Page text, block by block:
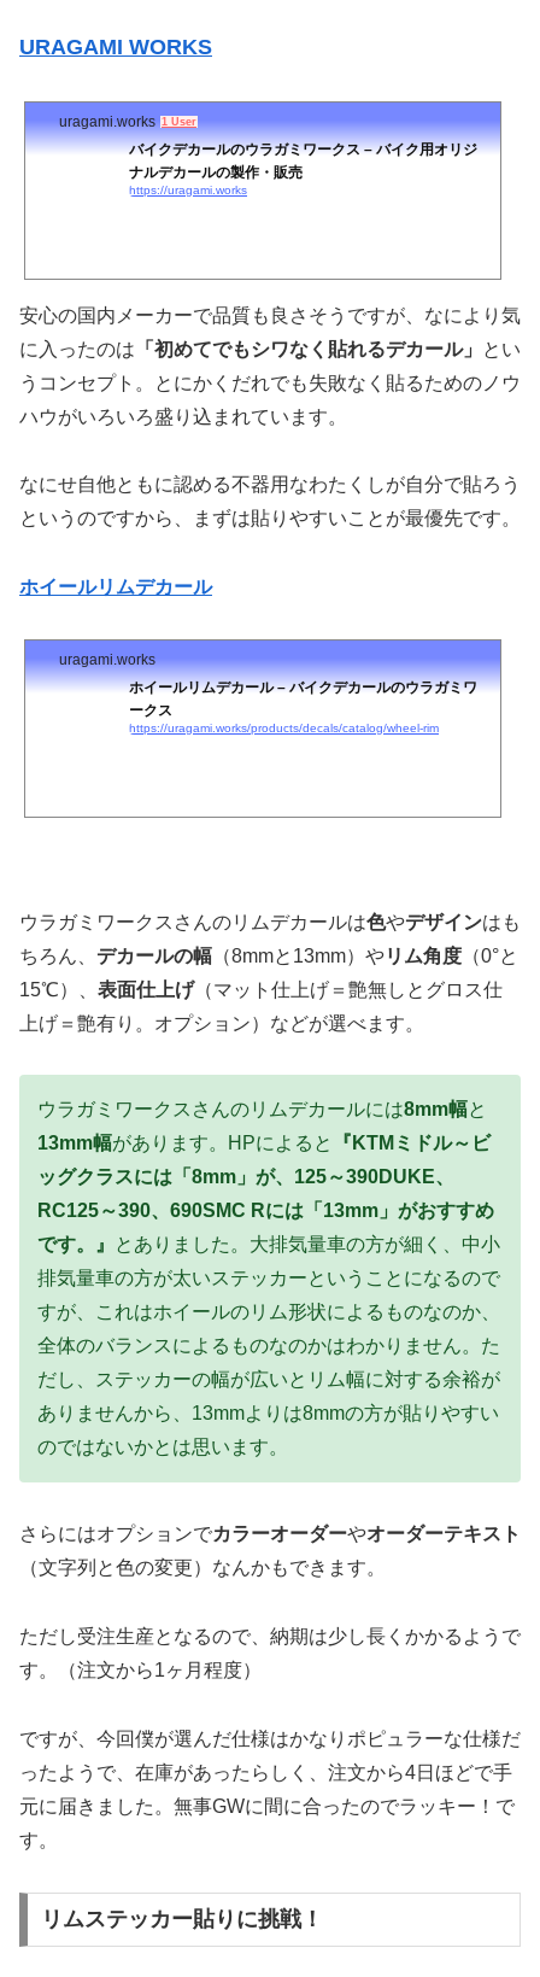
URAGAMI WORKS
uragami.works 1 User
バイクデカールのウラガミワークス – バイク用オリジ
ナルデカールの製作・販売
https://uragami.works
安心の国内メーカーで品質も良さそうですが、なにより気
に入ったのは 「初めてでもシワなく貼れるデカール」
とい
うコンセプト。とにかくだれでも失敗なく貼るためのノウ
ハウがいろいろ盛り込まれています。
なにせ自他ともに認める不器用なわたくしが自分で貼ろう
というのですから、まずは貼りやすいことが最優先です。
ホイールリムデカール
uragami.works
ホイールリムデカール – バイクデカールのウラガミワ
ークス
https://uragami.works/products/decals/catalog/wheel-rim
ウラガミワークスさんのリムデカールは色やデザインはも
ちろん、 デカールの幅 （8mmと13mm）やリム角度 （0°と
15℃）、 表面仕上げ（マット仕上げ＝艶無しとグロス仕
上げ＝艶有り。オプション）などが選べます。
ウラガミワークスさんのリムデカールには8mm幅と
13mm幅があります。HPによると
『KTMミドル～ビ
ッグクラスには「8mm」が、125～390DUKE、
RC125～390、690SMC Rには「13mm」がおすすめ
です。』
とありました。大排気量車の方が細く、中小
排気量車の方が太いステッカーということになるので
すが、これはホイールのリム形状によるものなのか、
全体のバランスによるものなのかはわかりません。た
だし、ステッカーの幅が広いとリム幅に対する余裕が
ありませんから、13mmよりは8mmの方が貼りやすい
のではないかとは思います。
さらにはオプションでカラーオーダーやオーダーテキスト
（文字列と色の変更）なんかもできます。
ただし受注生産となるので、納期は少し長くかかるようで
す。（注文から1ヶ月程度）
ですが、今回僕が選んだ仕様はかなりポピュラーな仕様だ
ったようで、在庫があったらしく、注文から4日ほどで手
元に届きました。無事GWに間に合ったのでラッキー！で
す。
リムステッカー貼りに挑戦！